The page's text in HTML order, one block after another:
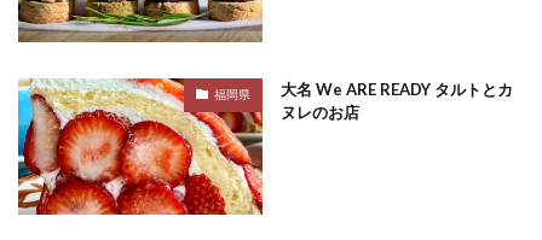
福岡県
大名 We ARE READY タルトとカ
ヌレのお店